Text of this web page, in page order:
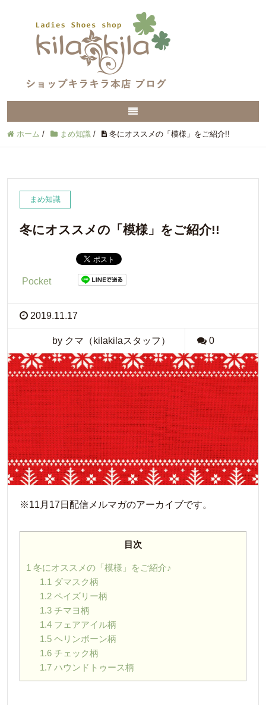
ホーム / まめ知識 / 冬にオススメの「模様」をご紹介!!
まめ知識
冬にオススメの「模様」をご紹介!!
Pocket
2019.11.17
by クマ（kilakilaスタッフ） 0
※11月17日配信メルマガのアーカイブです。
目次
1 冬にオススメの「模様」をご紹介♪
1.1 ダマスク柄
1.2ペイズリー柄
1.3チマヨ柄
1.4フェアアイル柄
1.5ヘリンボーン柄
1.6チェック柄
1.7ハウンドトゥース柄